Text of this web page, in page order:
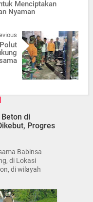
Menciptakan
Nyaman
di
Progres
Babinsa
di Lokasi
di wilayah